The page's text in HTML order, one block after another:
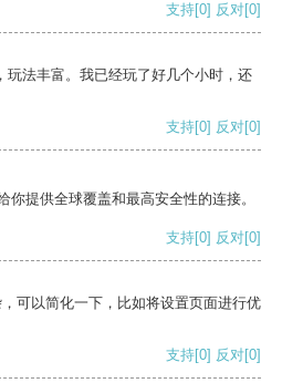
支持[0] 反对[0]
玩法丰富。我已经玩了好几个小时，还
支持[0] 反对[0]
提供全球覆盖和最高安全性的连接。
支持[0] 反对[0]
可以简化一下，比如将设置页面进行优
支持[0] 反对[0]